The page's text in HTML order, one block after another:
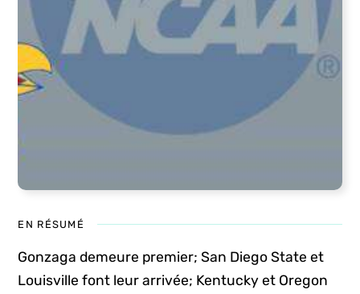
EN RÉSUMÉ
Gonzaga demeure premier; San Diego State et
Louisville font leur arrivée; Kentucky et Oregon